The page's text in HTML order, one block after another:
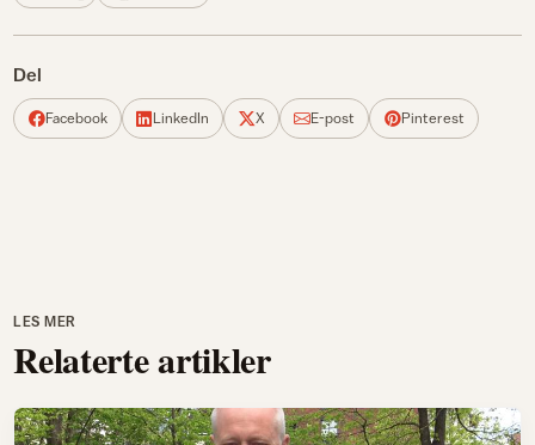
Del
Facebook LinkedIn X E-post Pinterest
LES MER
Relaterte artikler